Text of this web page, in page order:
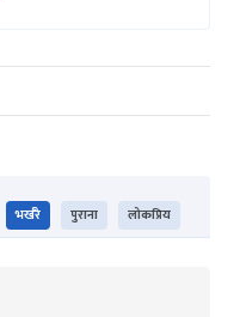
भर्खरै पुराना लोकप्रिय